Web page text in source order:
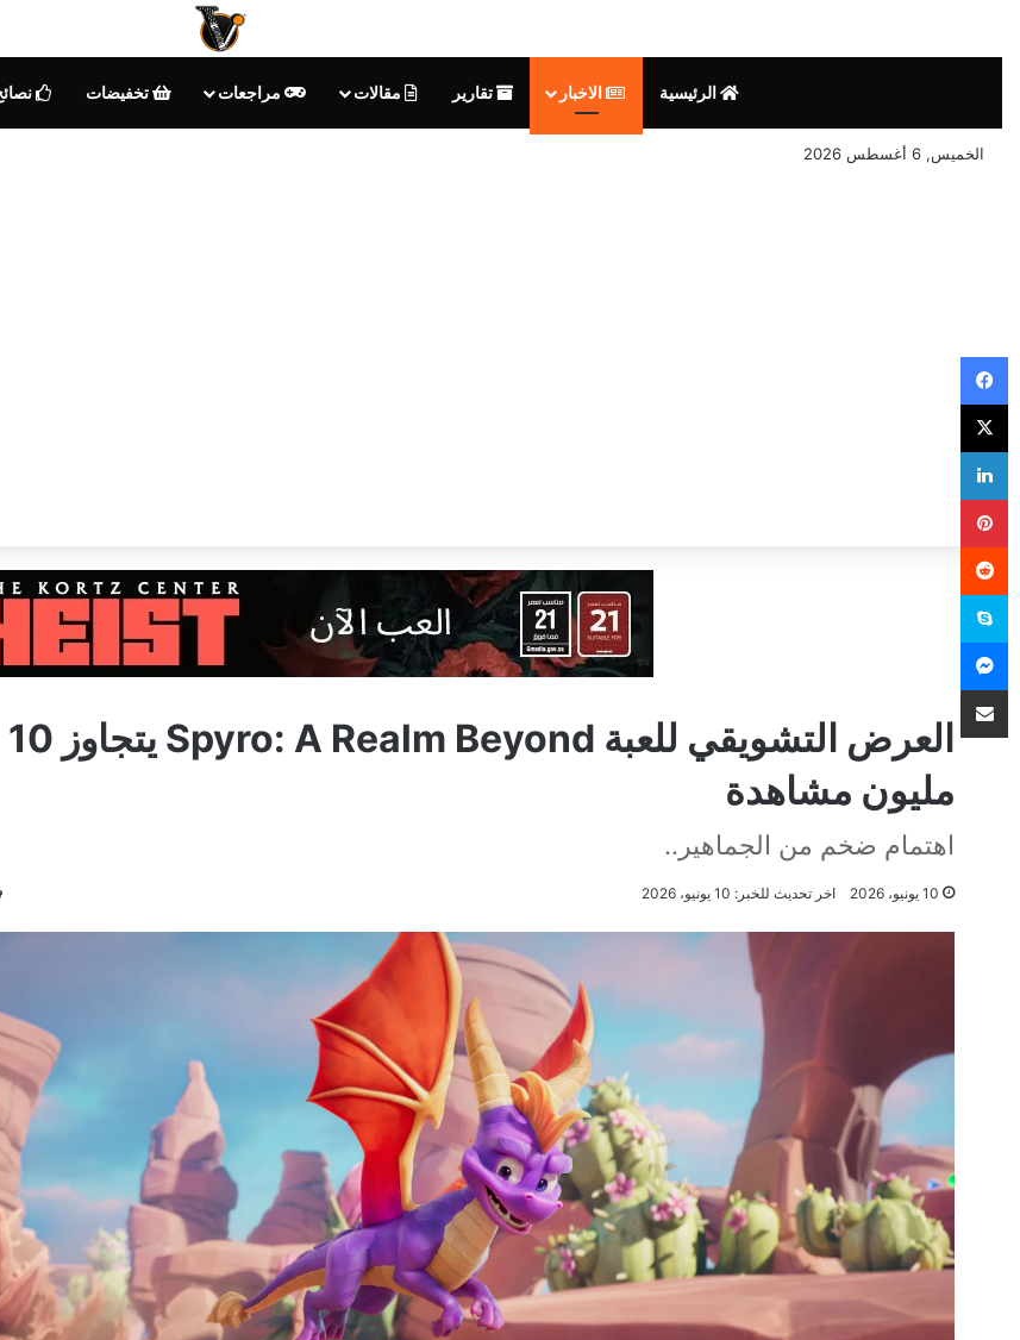
الرئيسية الاخبار تقارير مقالات مراجعات تخفيضات
الخميس, 6 أغسطس 2026
العرض التشويقي للعبة Spyro: A Realm Beyond يتجاوز 10
مليون مشاهدة
اهتمام ضخم من الجماهير..
10 يونيو، 2026 اخر تحديث للخبر: 10 يونيو، 2026
فيسبوك
‫X
لينكدإن
بينتيريست
سكايب
ماسنجر
مشاركة عبر البريد